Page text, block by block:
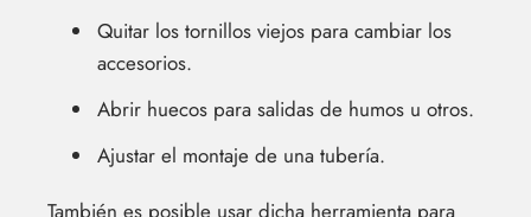
Quitar los tornillos viejos para cambiar los
accesorios.
Abrir huecos para salidas de humos u otros.
Ajustar el montaje de una tubería.
También es posible usar dicha herramienta para